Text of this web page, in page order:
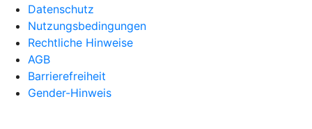
Datenschutz
Nutzungsbedingungen
Rechtliche Hinweise
AGB
Barrierefreiheit
Gender-Hinweis